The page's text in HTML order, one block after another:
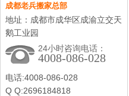
成都老兵搬家总部
地址：成都市成华区成渝立交天
鹅工业园
24小时咨询电话：
4008-086-028
电话:4008-086-028
Q Q:2696184818